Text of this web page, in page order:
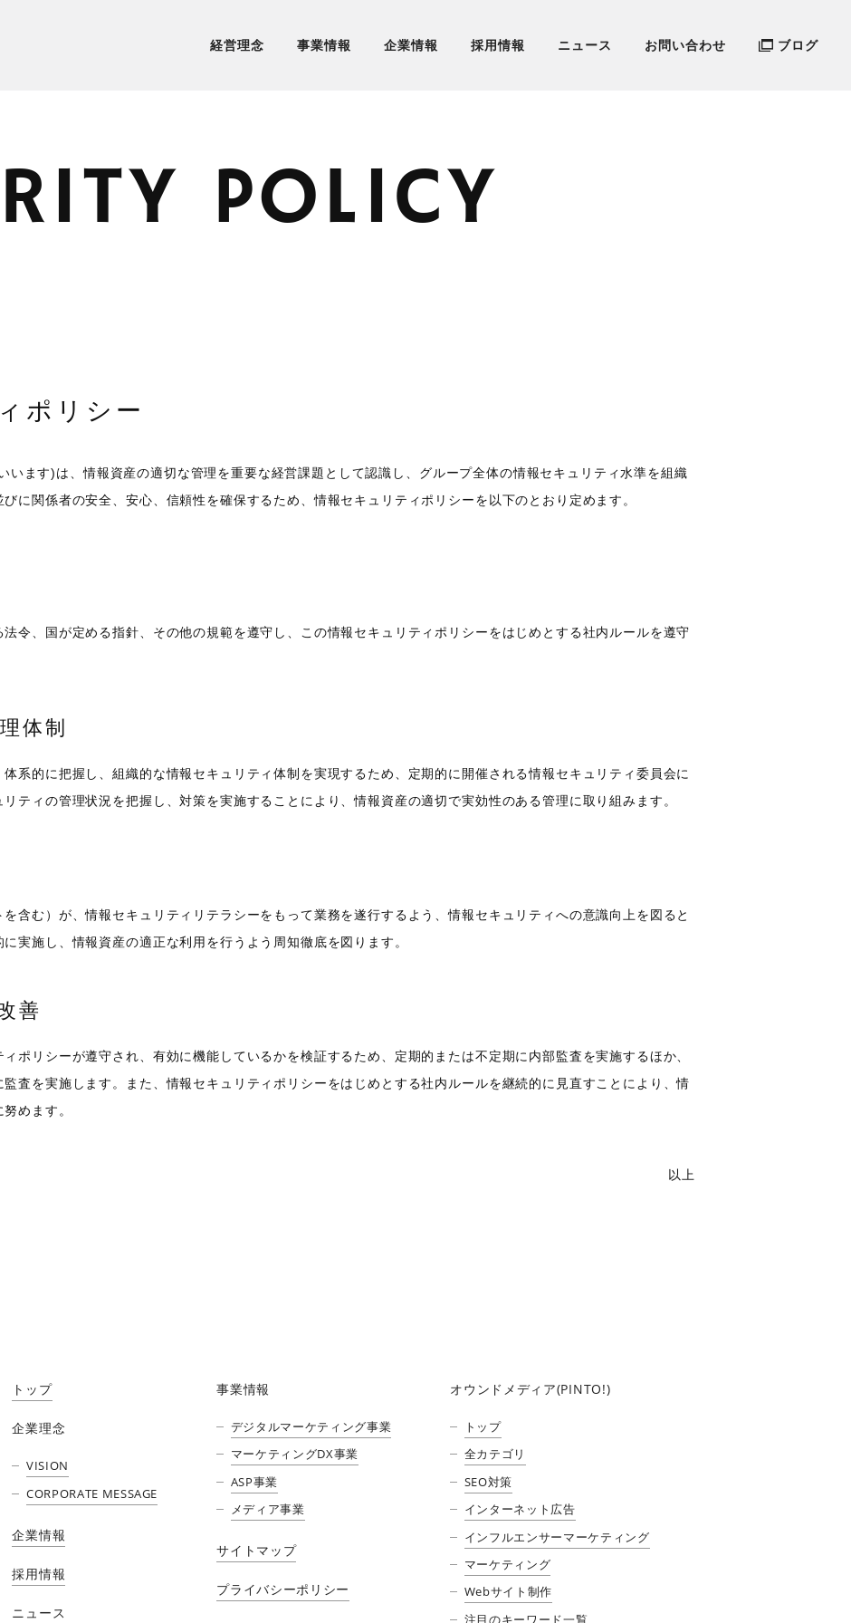
経営理念 事業情報 企業情報 採用情報 ニュース お問い合わせ ブログ
POLICY
ポリシー
います)は、情報資産の適切な管理を重要な経営課題として認識し、グループ全体の情報セキュリティ水準を組織
に関係者の安全、安心、信頼性を確保するため、情報セキュリティポリシーを以下のとおり定めます。
令、国が定める指針、その他の規範を遵守し、この情報セキュリティポリシーをはじめとする社内ルールを遵守
体制
系的に把握し、組織的な情報セキュリティ体制を実現するため、定期的に開催される情報セキュリティ委員会に
ティの管理状況を把握し、対策を実施することにより、情報資産の適切で実効性のある管理に取り組みます。
含む）が、情報セキュリティリテラシーをもって業務を遂行するよう、情報セキュリティへの意識向上を図ると
実施し、情報資産の適正な利用を行うよう周知徹底を図ります。
善
ポリシーが遵守され、有効に機能しているかを検証するため、定期的または不定期に内部監査を実施するほか、
査を実施します。また、情報セキュリティポリシーをはじめとする社内ルールを継続的に見直すことにより、情
めます。
以上
トップ
企業理念
VISION
CORPORATE MESSAGE
企業情報
採用情報
ニュース
事業情報
デジタルマーケティング事業
マーケティングDX事業
ASP事業
メディア事業​
サイトマップ
プライバシーポリシー
オウンドメディア(PINTO!)
トップ
全カテゴリ
SEO対策
インターネット広告
インフルエンサーマーケティング
マーケティング
Webサイト制作
注目のキーワード一覧